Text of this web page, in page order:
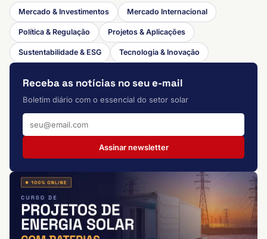
Mercado & Investimentos Mercado Internacional
Política & Regulação Projetos & Aplicações
Sustentabilidade & ESG Tecnologia & Inovação
Receba as notícias no seu e-mail
Boletim diário com o essencial do setor solar
Assinar newsletter